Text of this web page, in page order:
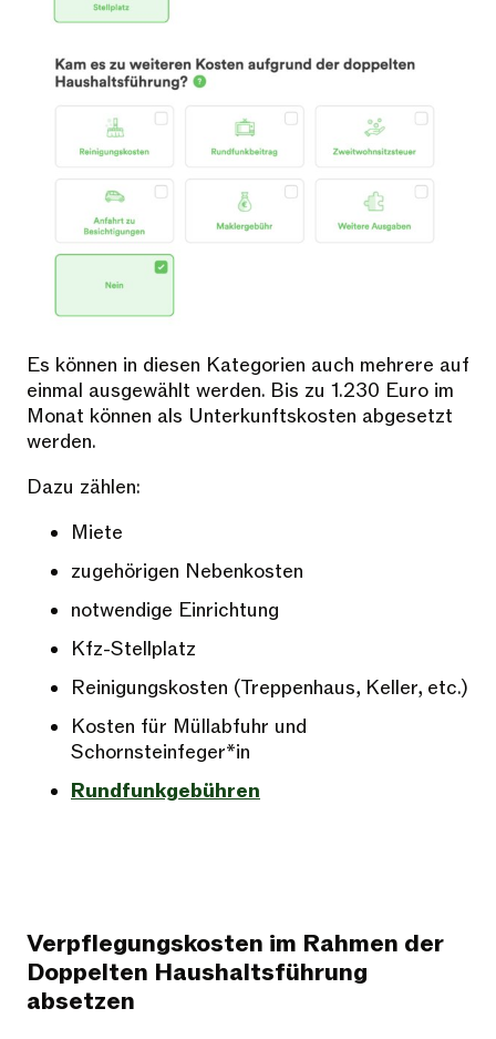
Es können in diesen Kategorien auch mehrere auf
einmal ausgewählt werden. Bis zu 1.230 Euro im
Monat können als Unterkunftskosten abgesetzt
werden.
Dazu zählen:
Miete
zugehörigen Nebenkosten
notwendige Einrichtung
Kfz-Stellplatz
Reinigungskosten (Treppenhaus, Keller, etc.)
Kosten für Müllabfuhr und
Schornsteinfeger*in
Rundfunkgebühren
Verpflegungskosten im Rahmen der
Doppelten Haushaltsführung
absetzen